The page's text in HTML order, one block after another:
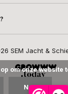
SEM Jacht &
om onze website
Nee